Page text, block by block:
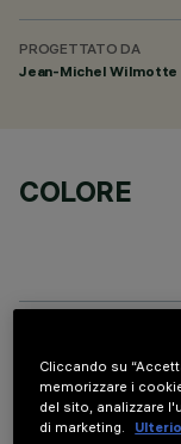
PROGETTATO DA
Jean-Michel Wilmotte
COLORE
Cliccando su
memorizzare i
del sito, analizzare
di marketing.